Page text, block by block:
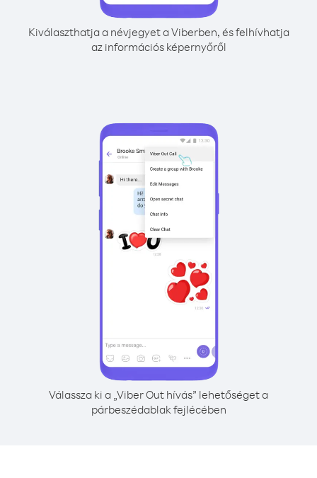
Kiválaszthatja a névjegyet a Viberben, és felhívhatja
az információs képernyőről
Válassza ki a „Viber Out hívás” lehetőséget a
párbeszédablak fejlécében